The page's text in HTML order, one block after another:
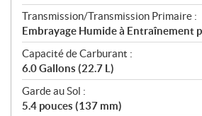
Transmission/Transmission Primaire :
Embrayage Humide à Entraînement
Capacité de Carburant :
6.0 Gallons (22.7 L)
Garde au Sol :
5.4 pouces (137 mm)